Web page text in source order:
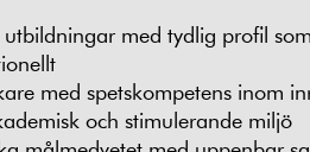
utbildningar med tydlig profil
med spetskompetens inom
och stimulerande miljö